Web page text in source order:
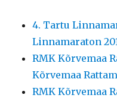
4. Tartu
Linnamaraton
RMK Kõrvemaa
Kõrvemaa
RMK Kõrvemaa